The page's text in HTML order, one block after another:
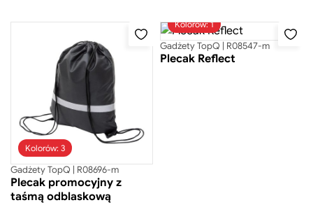
Kolorów: 3
Gadżety TopQ | R08696-m
Plecak promocyjny z
taśmą odblaskową
Kolorów: 1
Gadżety TopQ | R08547-m
Plecak Reflect